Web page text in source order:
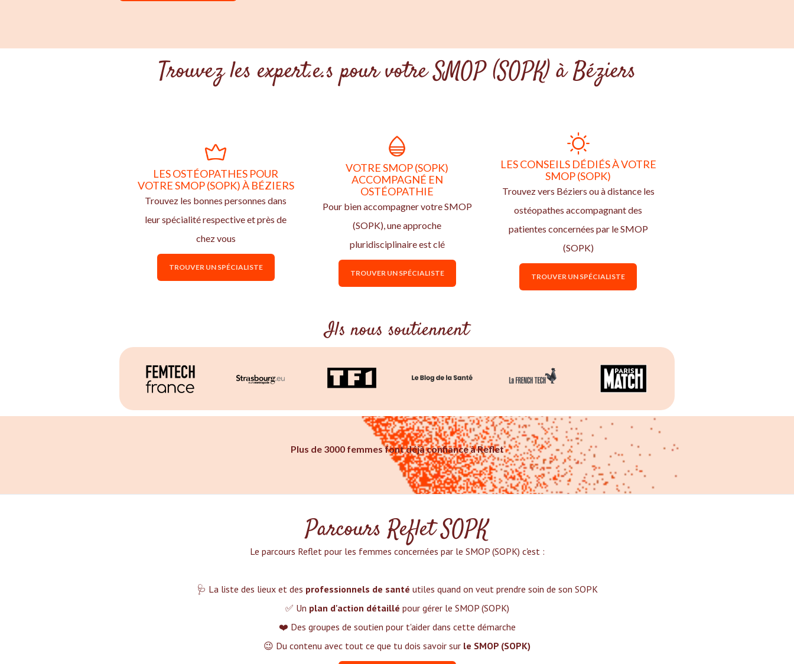
Trouvez les expert.e.s pour votre SMOP (SOPK) à Béziers
LES OSTÉOPATHES POUR
VOTRE SMOP (SOPK) À BÉZIERS
Trouvez les bonnes personnes dans
leur spécialité respective et près de
chez vous
TROUVER UN SPÉCIALISTE
VOTRE SMOP (SOPK)
ACCOMPAGNÉ EN
OSTÉOPATHIE
Pour bien accompagner votre SMOP
(SOPK), une approche
pluridisciplinaire est clé
TROUVER UN SPÉCIALISTE
LES CONSEILS DÉDIÉS À VOTRE
SMOP (SOPK)
Trouvez vers Béziers ou à distance les
ostéopathes accompagnant des
patientes concernées par le SMOP
(SOPK)
TROUVER UN SPÉCIALISTE
Ils nous soutiennent
Plus de 3000 femmes font déjà confiance à Reflet
Parcours Reflet SOPK
Le parcours Reflet pour les femmes concernées par le SMOP (SOPK) c'est :‍
🩺 La liste des lieux et des professionnels de santé utiles quand on veut prendre soin de son SOPK
✅ Un plan d'action détaillé pour gérer le SMOP (SOPK)
❤️ Des groupes de soutien pour t'aider dans cette démarche
😉 Du contenu avec tout ce que tu dois savoir sur le SMOP (SOPK)